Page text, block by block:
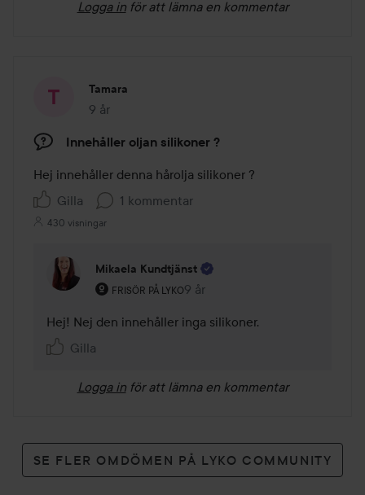
Logga in för att lämna en kommentar
Tamara
9 år
Inlägget skapades 9 år
Innehåller oljan silikoner ?
Hej innehåller denna hårolja silikoner ?
Gilla
1 kommentar
430 visningar
Mikaela Kundtjänst
FRISÖR PÅ LYKO
Användarens roll: Frisör på Lyko.
9 år
Kommentaren lades 9 år
Hej! Nej den innehåller inga silikoner.
Gilla
Logga in för att lämna en kommentar
SE FLER OMDÖMEN PÅ LYKO COMMUNITY